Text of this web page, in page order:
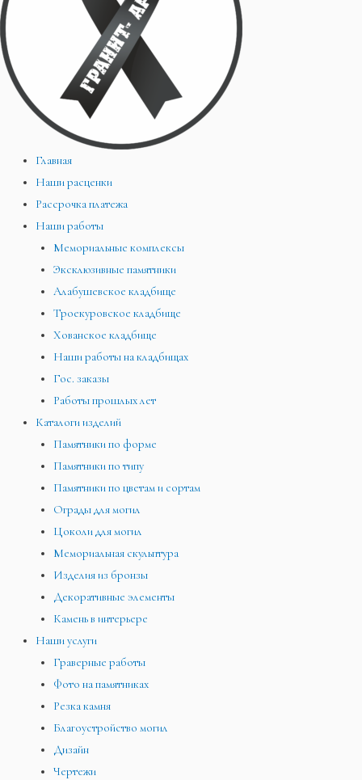
Главная
Наши расценки
Рассрочка платежа
Наши работы
Мемориальные комплексы
Эксклюзивные памятники
Алабушевское кладбище
Троекуровское кладбище
Хованское кладбище
Наши работы на кладбищах
Гос. заказы
Работы прошлых лет
Каталоги изделий
Памятники по форме
Памятники по типу
Памятники по цветам и сортам
Ограды для могил
Цоколи для могил
Мемориальная скульптура
Изделия из бронзы
Декоративные элементы
Камень в интерьере
Наши услуги
Граверные работы
Фото на памятниках
Резка камня
Благоустройство могил
Дизайн
Чертежи